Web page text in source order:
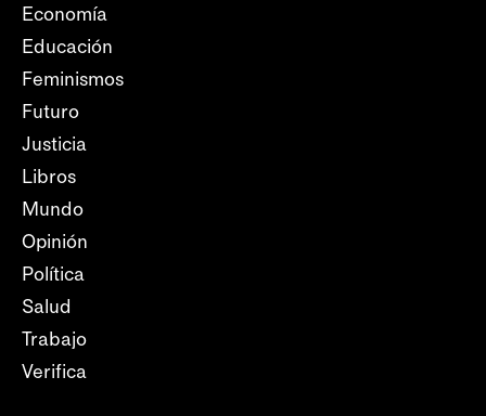
Economía
Educación
Feminismos
Futuro
Justicia
Libros
Mundo
Opinión
Política
Salud
Trabajo
Verifica